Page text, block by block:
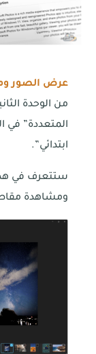
عرض الصور
من الوحدة
المتعددة” في
ابتدائي”.
ستتعرف في
ومشاهدة